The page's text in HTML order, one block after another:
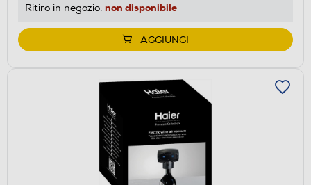
Ritiro in negozio: non disponibile
AGGIUNGI